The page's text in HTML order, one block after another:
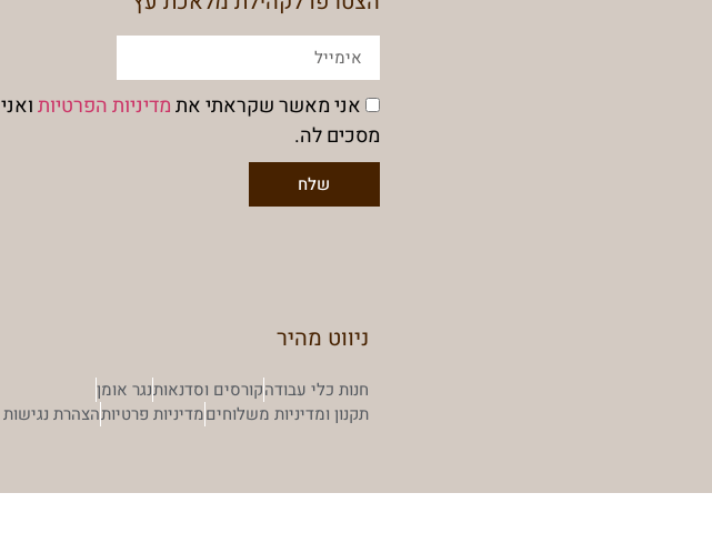
אני מאשר שקראתי אתמדיניות הפרטיותואני
מסכים לה.
שלח
ניווט מהיר
חנות כלי עבודהקורסים וסדנאותנגר אומן
תקנון ומדיניות משלוחיםמדיניות פרטיותהצהרת נגישות